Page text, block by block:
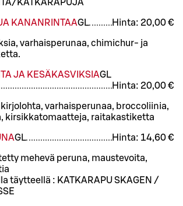
KATKARAPUJA
KANANRINTAAGL Hinta: 20,00 €
varhaisperunaa, chimichur- ja
JA KESÄKASVIKSIAGL
Hinta: 20,00 €
varhaisperunaa, broccoliinia,
kirsikkatomaatteja, raitakastiketta
GL Hinta: 14,60 €
mehevä peruna, maustevoita,
täytteellä : KATKARAPU SKAGEN /